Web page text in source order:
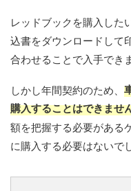
レッドブックを購入した
込書をダウンロードして
合わせることで入手できま
しかし年間契約のため、
購入することはできませ
額を把握する必要がある
に購入する必要はないで